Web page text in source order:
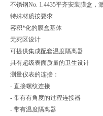
不锈钢No. 1.4435平齐安装膜盒，
特殊材质按要求
容积*化的膜盒基体
无死区设计
可提供集成配套温度隔离器
具有超级表面质量的卫生设计
测量仪表的连接：
- 直接螺纹连接
- 带有有角度的过程连接器
- 带有温度隔离器